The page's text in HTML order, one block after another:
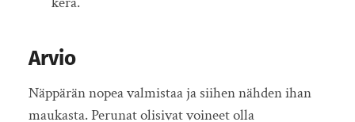
Arvio
Näppärän nopea valmistaa ja siihen nähden ihan
maukasta. Perunat olisivat voineet olla